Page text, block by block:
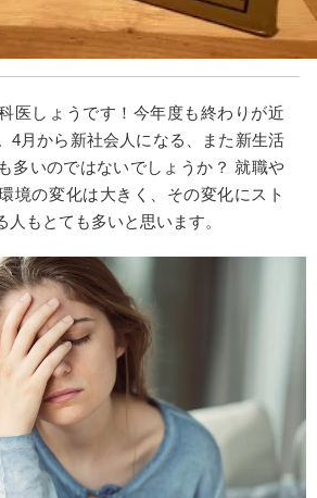
医しょうです！今年度も終わりが近
4月から新社会人になる、また新生活
多いのではないでしょうか？ 就職や
境の変化は大きく、その変化にスト
人もとても多いと思います。